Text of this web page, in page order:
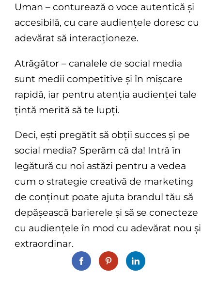
Uman – conturează o voce autentică și
accesibilă, cu care audiențele doresc cu
adevărat să interacționeze.
Atrăgător – canalele de social media
sunt medii competitive și în mișcare
rapidă, iar pentru atenția audienței tale
țintă merită să te lupți.
Deci, ești pregătit să obții succes și pe
social media? Sperăm că da! Intră în
legătură cu noi astăzi pentru a vedea
cum o strategie creativă de marketing
de conținut poate ajuta brandul tău să
depășească barierele și să se conecteze
cu audiențele în mod cu adevărat nou și
extraordinar.